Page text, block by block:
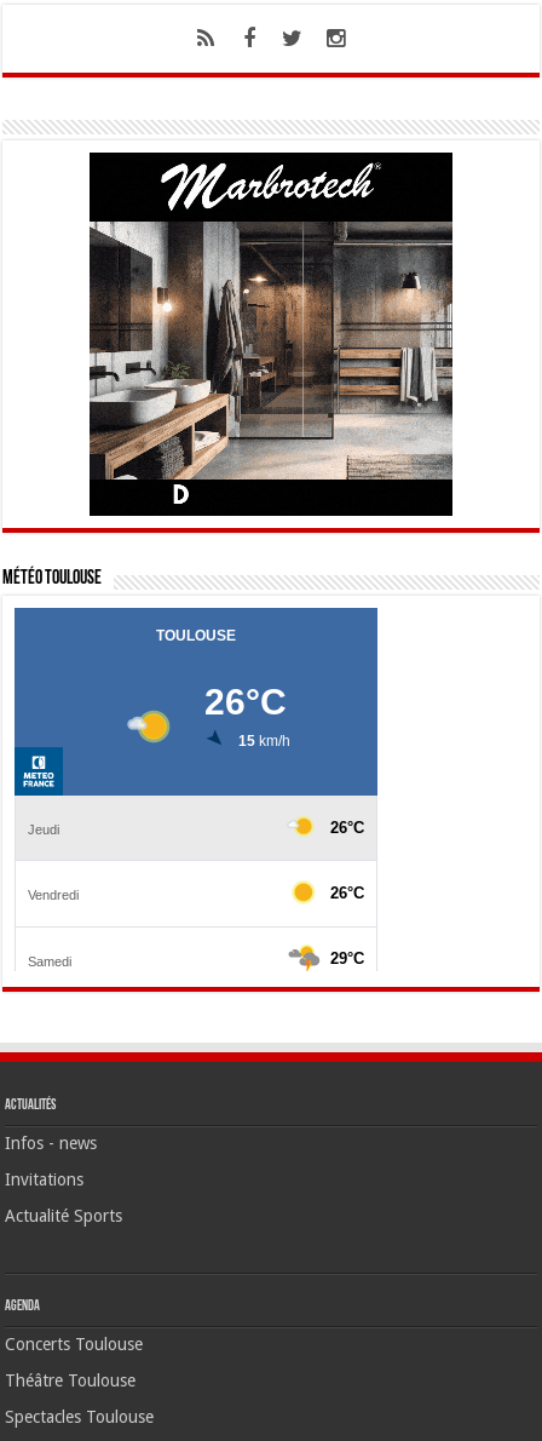
Météo Toulouse
Actualités
Infos - news
Invitations
Actualité Sports
Agenda
Concerts Toulouse
Théâtre Toulouse
Spectacles Toulouse